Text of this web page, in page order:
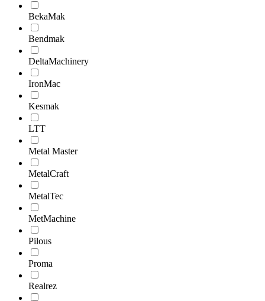
BekaMak
Bendmak
DeltaMachinery
IronMac
Kesmak
LTT
Metal Master
MetalCraft
MetalTec
MetMachine
Pilous
Proma
Realrez